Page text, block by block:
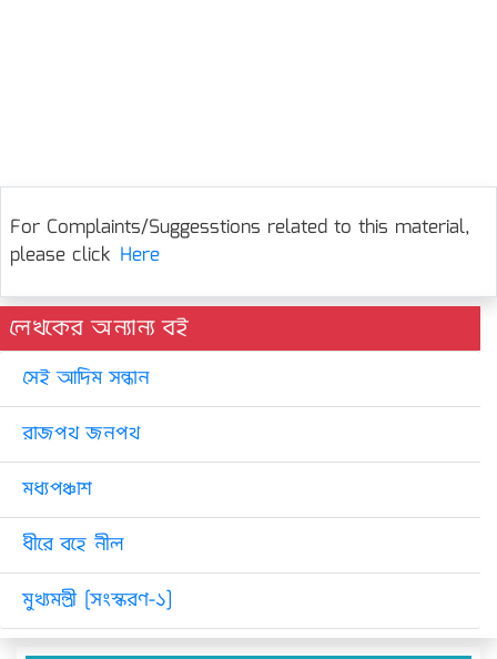
For Complaints/Suggesstions related to this material,
please click Here
লেখকের অন্যান্য বই
সেই আদিম সন্ধান
রাজপথ জনপথ
মধ্যপঞ্চাশ
ধীরে বহে নীল
মুখ্যমন্ত্রী [সংস্করণ-১]